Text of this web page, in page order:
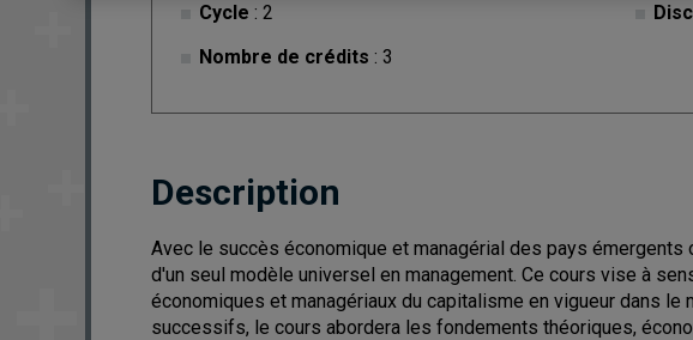
Cycle : 2
Nombre de crédits : 3
Description
Avec le succès économique et managérial des pays
d'un seul modèle universel en management. Ce cours vise à
économiques et managériaux du capitalisme en vigueur dans
successifs, le cours abordera les fondements théoriques,